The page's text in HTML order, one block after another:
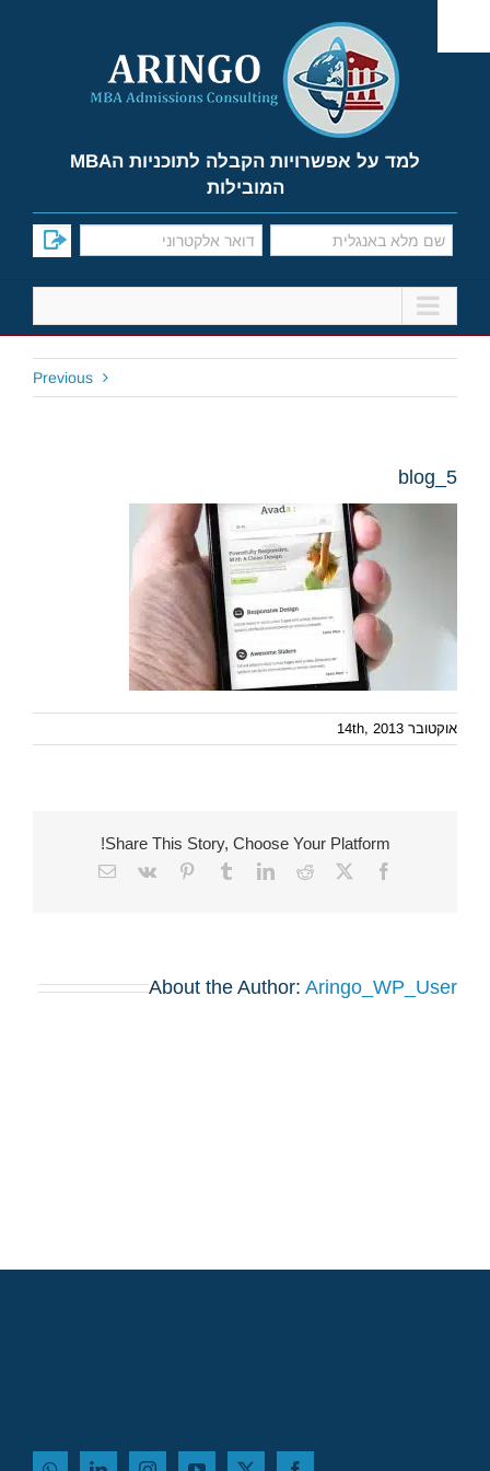
content
למד על אפשרויות הקבלה לתוכניות הMBA
המובילות
Previous
blog_5
אוקטובר 14th, 2013
Share This Story, Choose Your Platform!
Facebook
X
Reddit
LinkedIn
Tumblr
Pinterest
Vk
Email
About the Author: Aringo_WP_User